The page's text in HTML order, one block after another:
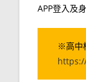
APP登入及
※高中